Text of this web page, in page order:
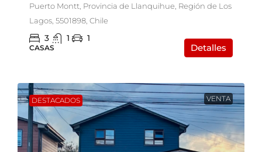
Puerto Montt, Provincia de Llanquihue, Región de Los
Lagos, 5501898, Chile
3 1 1
CASAS Detalles
DESTACADOS VENTA